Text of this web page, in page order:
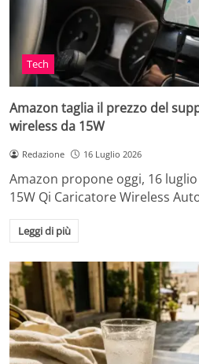
Tech
Amazon taglia il prezzo del
wireless da 15W
Redazione 16 Luglio 2026
Amazon propone oggi, 16
15W Qi Caricatore Wireless
Leggi di più